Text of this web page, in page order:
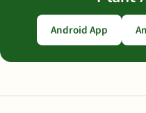
Android App